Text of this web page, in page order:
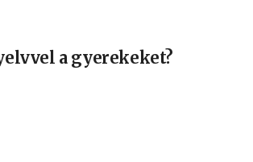
a gyerekeket?